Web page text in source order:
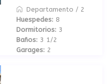
Departamento / 2
Huespedes: 8
Dormitorios: 3
Baños: 3 1/2
Garages: 2